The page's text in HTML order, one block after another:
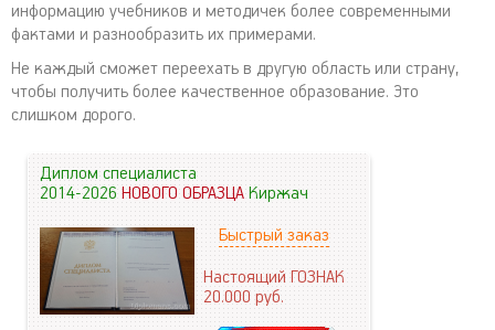
информацию учебников и методичек более современными
фактами и разнообразить их примерами.
Не каждый сможет переехать в другую область или страну,
чтобы получить более качественное образование. Это
слишком дорого.
Диплом специалиста
2014-2026НОВОГО ОБРАЗЦАКиржач
Быстрый заказ
Настоящий ГОЗНАК
20.000руб.